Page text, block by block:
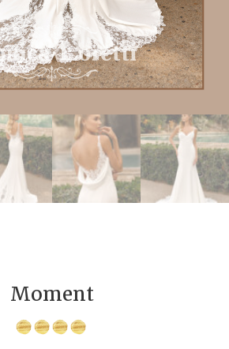
Moment